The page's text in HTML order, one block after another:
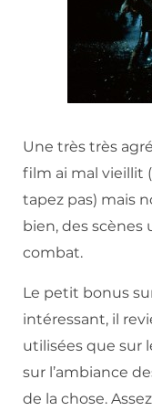
Une très très
film ai mal vieillit
tapez pas) mais
bien, des
combat.
Le petit bonus
intéressant, il
utilisées que sur
sur l’ambiance
de la chose.